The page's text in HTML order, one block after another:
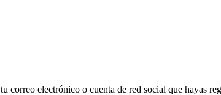
correo electrónico o cuenta de red social que hayas